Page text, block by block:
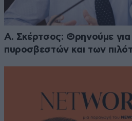
Α. Σκέρτσος: Θρηνούμε
πυροσβεστών και των